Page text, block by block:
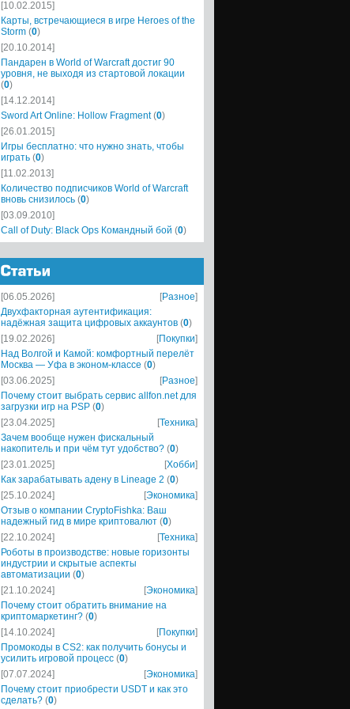
[10.02.2015]
Карты, встречающиеся в игре Heroes of the
Storm (0)
[20.10.2014]
Пандарен в World of Warcraft достиг 90
уровня, не выходя из стартовой локации
(0)
[14.12.2014]
Sword Art Online: Hollow Fragment (0)
[26.01.2015]
Игры бесплатно: что нужно знать, чтобы
играть (0)
[11.02.2013]
Количество подписчиков World of Warcraft
вновь снизилось (0)
[03.09.2010]
Call of Duty: Black Ops Командный бой (0)
[06.05.2026] [Разное]
Двухфакторная аутентификация:
надёжная защита цифровых аккаунтов (0)
[19.02.2026]
[Покупки]
Над Волгой и Камой: комфортный перелёт
Москва — Уфа в эконом-классе (0)
[03.06.2025]
[Разное]
Почему стоит выбрать сервис allfon.net для
загрузки игр на PSP (0)
[23.04.2025]
[Техника]
Зачем вообще нужен фискальный
накопитель и при чём тут удобство? (0)
[23.01.2025]
[Хобби]
Как зарабатывать адену в Lineage 2 (0)
[25.10.2024]
[Экономика]
Отзыв о компании CryptoFishka: Ваш
надежный гид в мире криптовалют (0)
[22.10.2024]
[Техника]
Роботы в производстве: новые горизонты
индустрии и скрытые аспекты
автоматизации (0)
[21.10.2024]
[Экономика]
Почему стоит обратить внимание на
криптомаркетинг? (0)
[14.10.2024]
[Покупки]
Промокоды в CS2: как получить бонусы и
усилить игровой процесс (0)
[07.07.2024]
[Экономика]
Почему стоит приобрести USDT и как это
сделать? (0)